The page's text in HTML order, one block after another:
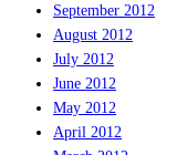
September 2012
August 2012
July 2012
June 2012
May 2012
April 2012